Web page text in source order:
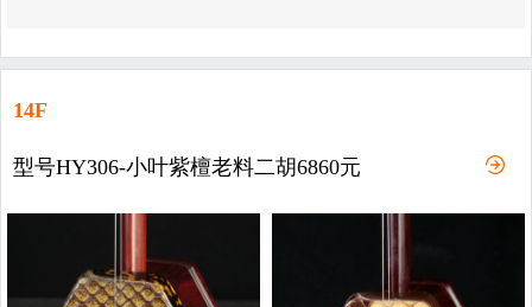
14F
型号HY306-小叶紫檀老料二胡6860元